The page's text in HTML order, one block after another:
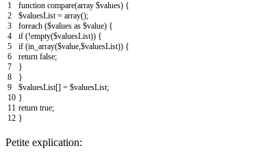
1
2
3
4
5
6
7
8
9
10
11
12
function compare(array $values) {
$valuesList = array();
foreach ($values as $value) {
if (!empty($valuesList)) {
if (in_array($value,$valuesList)) {
return false;
}
}
$valuesList[] = $valuesList;
}
return true;
}
Petite explication: